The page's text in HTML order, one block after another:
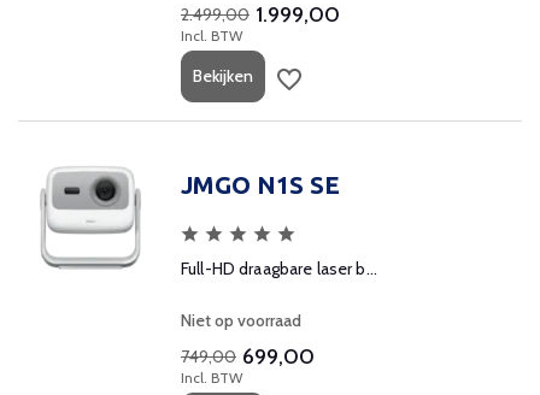
2.499,00 1.999,00
Incl. BTW
Bekijken
JMGO N1S SE
Full-HD draagbare laser b...
Niet op voorraad
749,00 699,00
Incl. BTW